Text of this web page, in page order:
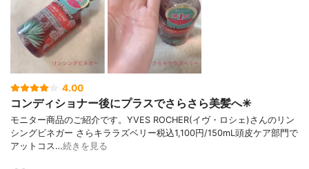
4.00
コンディショナー後にプラスでさらさら美髪へ✳︎
モニター商品のご紹介です。YVES ROCHER(イヴ・ロシェ)さんのリン
シングビネガー さらキララズベリー税込1,100円/150mL頭皮ケア部門で
アットコス…続きを見る